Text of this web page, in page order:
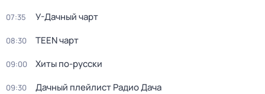
07:35 У-Дачный чарт
08:30 TEEN чарт
09:00 Хиты по-русски
09:30 Дачный плейлист Радио Дача